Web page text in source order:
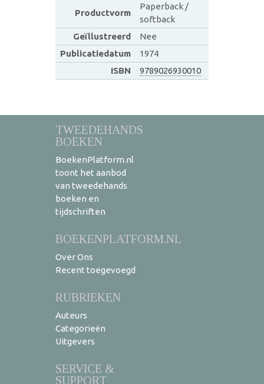
Productvorm
Paperback /
softback
Geïllustreerd
Nee
Publicatiedatum
1974
ISBN
9789026930010
TWEEDEHANDS
BOEKEN
BoekenPlatform.nl
toont het aanbod
van tweedehands
boeken en
tijdschriften
BOEKENPLATFORM.NL
Over Ons
Recent toegevoegd
RUBRIEKEN
Auteurs
Categorieën
Uitgevers
SERVICE &
SUPPORT